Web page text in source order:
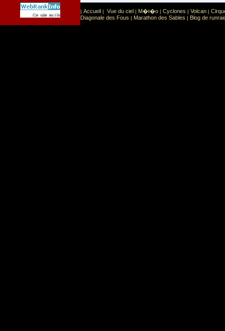
Ce site est list� dans la cat�gorie Sport: Sports extr�mes
| Accueil | Vue du ciel | M�t�o | Cyclones | Volcan |
Diagonale des Fous | Marathon des Sables | Blog de